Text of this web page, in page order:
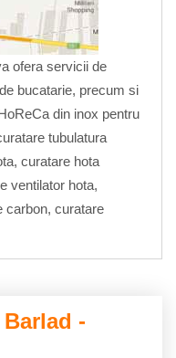
ofera servicii de
bucatarie, precum si
din inox pentru
tubulatura
curatare hota
ventilator hota,
carbon, curatare
-